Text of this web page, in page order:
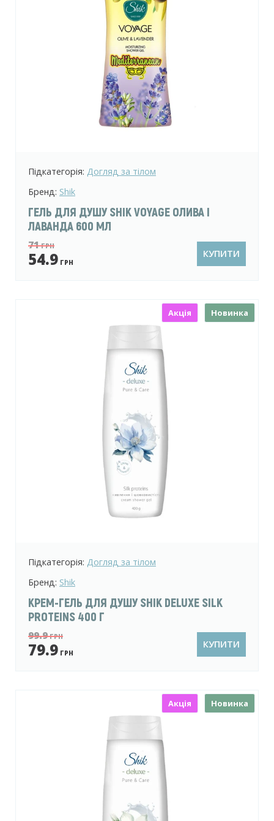
Підкатегорія: Догляд за тілом
Бренд: Shik
ГЕЛЬ ДЛЯ ДУШУ SHIK VOYAGE ОЛИВА І
ЛАВАНДА 600 МЛ
71ГРН
54.9 ГРН
КУПИТИ
Акція Новинка
Підкатегорія: Догляд за тілом
Бренд: Shik
КРЕМ-ГЕЛЬ ДЛЯ ДУШУ SHIK DELUXE SILK
PROTEINS 400 Г
99.9ГРН
79.9 ГРН
КУПИТИ
Акція Новинка